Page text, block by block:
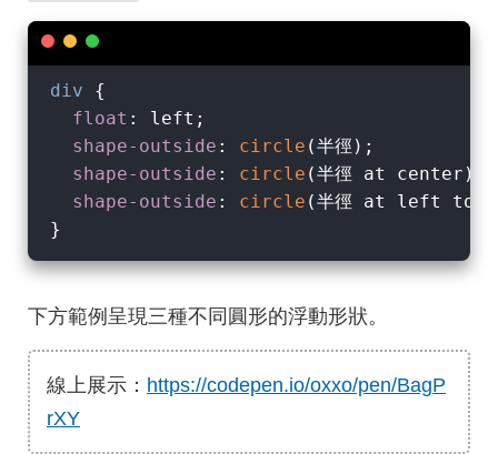
div {
float : left;
shape-outside : circle (半徑
shape-outside : circle (半徑 at
shape-outside : circle (半徑 at left
下方範例呈現三種不同圓形的浮動形狀。
線上展示： https://codepen.io/oxxo/pen/BagP
rXY